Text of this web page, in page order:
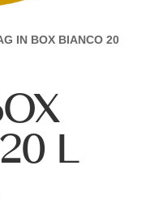
IN BOX BIANCO 20
L